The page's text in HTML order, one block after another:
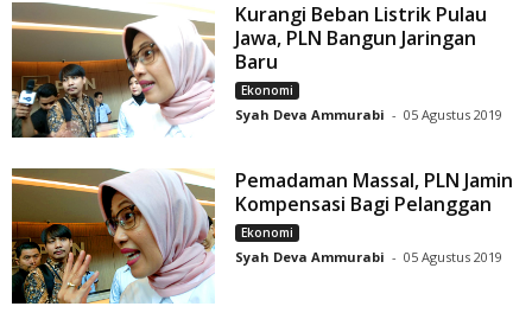
Kurangi Beban Listrik Pulau
Jawa, PLN Bangun Jaringan
Baru
Ekonomi
Syah Deva Ammurabi - 05 Agustus 2019
Pemadaman Massal, PLN Jamin
Kompensasi Bagi Pelanggan
Ekonomi
Syah Deva Ammurabi - 05 Agustus 2019